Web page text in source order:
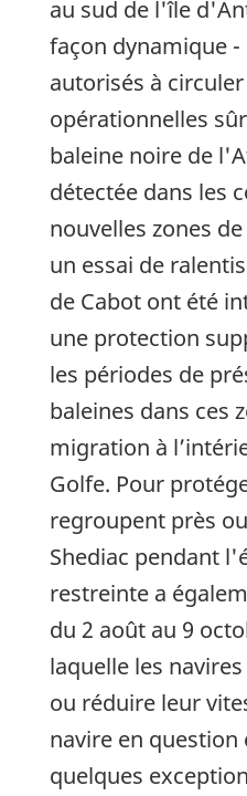
au sud de l'île
façon dynamique
autorisés à
opérationnelles
baleine noire de
détectée dans les
nouvelles zones
un essai de
de Cabot ont été
une protection
les périodes de
baleines dans ces
migration à
Golfe. Pour
regroupent près
Shediac pendant
restreinte a
du 2 août au 9
laquelle les
ou réduire leur
navire en
quelques